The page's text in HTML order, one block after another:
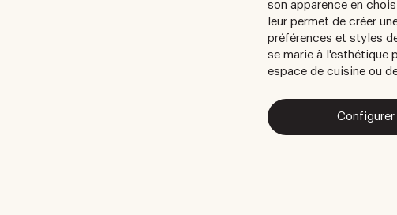
son apparence en
leur permet de créer
préférences et styles
se marie à l'esthétique
espace de cuisine ou
Configurer